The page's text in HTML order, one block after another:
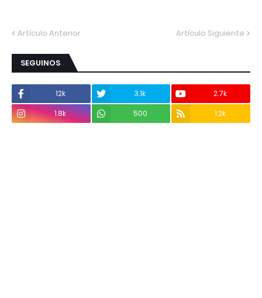
Artículo Anterior Artículo Siguiente
SEGUINOS
12k 3.1k
2.7k
1.8k
500 1.2k